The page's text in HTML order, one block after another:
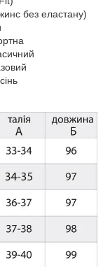
без еластану)